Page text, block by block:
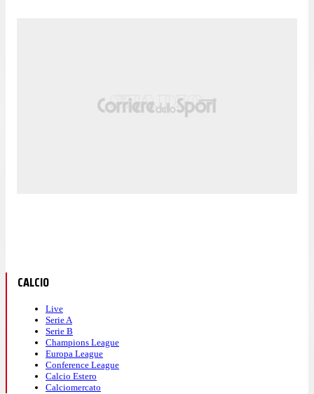
CALCIO
Live
Serie A
Serie B
Champions League
Europa League
Conference League
Calcio Estero
Calciomercato